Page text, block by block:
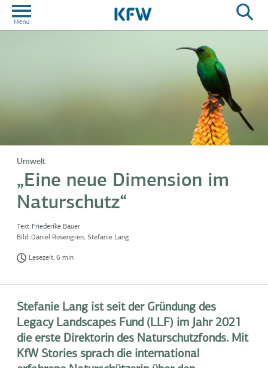
Umwelt
„Eine neue Dimension im
Naturschutz“
Text: Friederike Bauer
Bild: Daniel Rosengren, Stefanie Lang
Lesezeit: 6 min
Stefanie Lang ist seit der Gründung des
Legacy Landscapes Fund (LLF) im Jahr 2021
die erste Direktorin des Naturschutzfonds. Mit
KfW Stories sprach die international